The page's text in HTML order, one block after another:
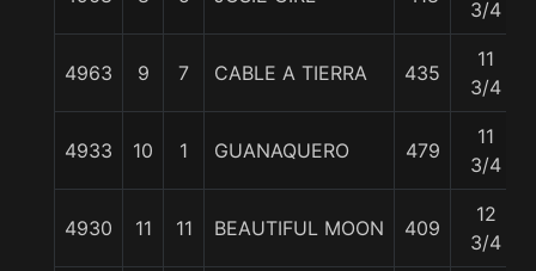
3/4
4963 9 7 CABLE A TIERRA 435
11
3/4
4933 10 1 GUANAQUERO 479
11
3/4
4930 11 11 BEAUTIFUL MOON 409
12
3/4